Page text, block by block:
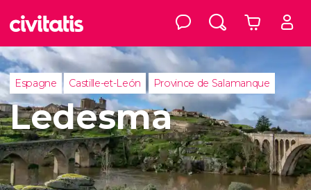
Espagne Castille-et-León Province de Salamanque
Ledesma